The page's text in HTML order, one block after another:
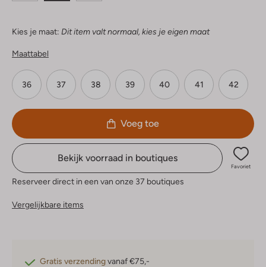
Kies je maat: Dit item valt normaal, kies je eigen maat
Maattabel
36 37 38 39 40 41 42
Voeg toe
Bekijk voorraad in boutiques
Favoriet
Reserveer direct in een van onze 37 boutiques
Vergelijkbare items
Gratis verzendingvanaf €75,-